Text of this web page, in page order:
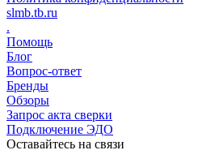
slmb.tb.ru
.
Помощь
Блог
Вопрос-ответ
Бренды
Обзоры
Запрос акта сверки
Подключение ЭДО
Оставайтесь на связи